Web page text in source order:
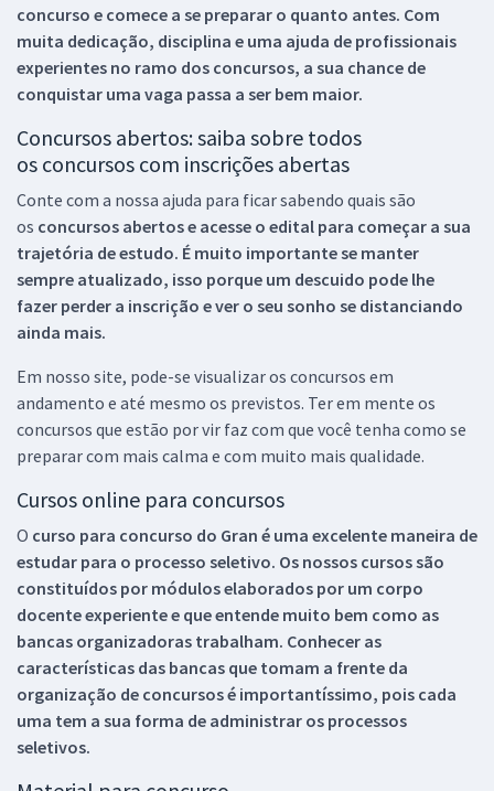
concurso e comece a se preparar o quanto antes. Com
muita dedicação, disciplina e uma ajuda de profissionais
experientes no ramo dos concursos, a sua chance de
conquistar uma vaga passa a ser bem maior.
Concursos abertos: saiba sobre todos
os concursos com inscrições abertas
Conte com a nossa ajuda para ficar sabendo quais são
os concursos abertos e acesse o edital para começar a sua
trajetória de estudo. É muito importante se manter
sempre atualizado, isso porque um descuido pode lhe
fazer perder a inscrição e ver o seu sonho se distanciando
ainda mais.
Em nosso site, pode-se visualizar os concursos em
andamento e até mesmo os previstos. Ter em mente os
concursos que estão por vir faz com que você tenha como se
preparar com mais calma e com muito mais qualidade.
Cursos online para concursos
O curso para concurso do Gran é uma excelente maneira de
estudar para o processo seletivo. Os nossos cursos são
constituídos por módulos elaborados por um corpo
docente experiente e que entende muito bem como as
bancas organizadoras trabalham. Conhecer as
características das bancas que tomam a frente da
organização de concursos é importantíssimo, pois cada
uma tem a sua forma de administrar os processos
seletivos.